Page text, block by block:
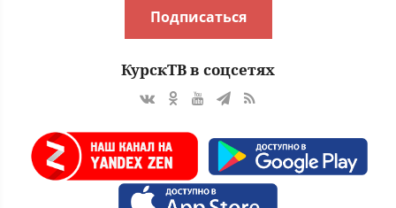
Подписаться
КурскТВ в соцсетях